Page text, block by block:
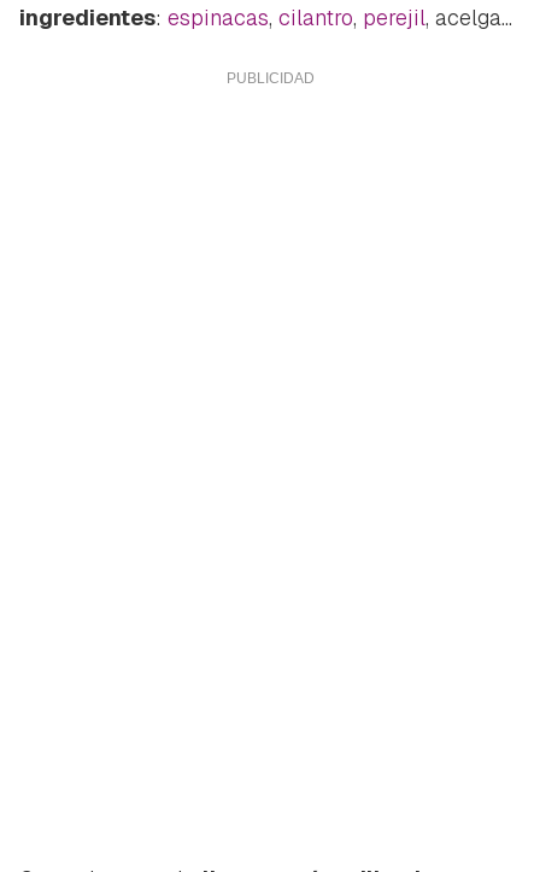
ingredientes: espinacas, cilantro, perejil, acelga...